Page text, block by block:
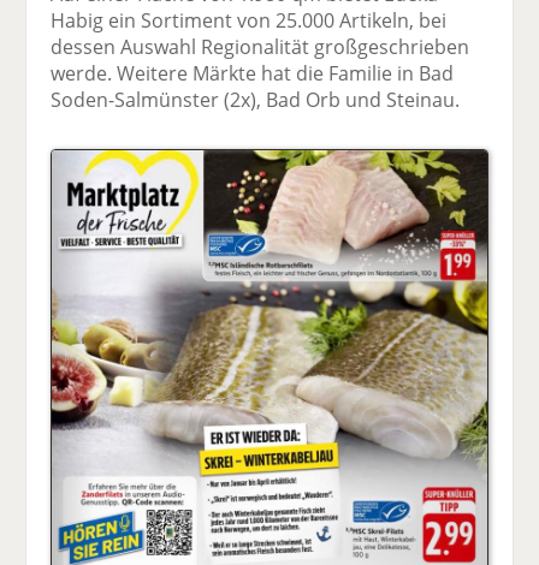
Habig ein Sortiment von 25.000 Artikeln, bei
dessen Auswahl Regionalität großgeschrieben
werde. Weitere Märkte hat die Familie in Bad
Soden-Salmünster (2x), Bad Orb und Steinau.